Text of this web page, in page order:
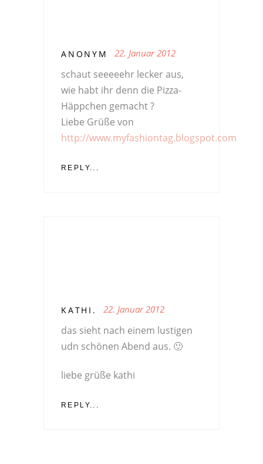
ANONYM 22. Januar 2012
schaut seeeeehr lecker aus,
wie habt ihr denn die Pizza-
Häppchen gemacht ?
Liebe Grüße von
http://www.myfashiontag.blogspot.com
REPLY...
KATHI. 22. Januar 2012
das sieht nach einem lustigen
udn schönen Abend aus. 🙂
liebe grüße kathi
REPLY...